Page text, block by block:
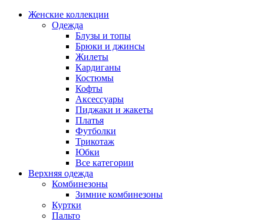
Женские коллекции
Одежда
Блузы и топы
Брюки и джинсы
Жилеты
Кардиганы
Костюмы
Кофты
Аксессуары
Пиджаки и жакеты
Платья
Футболки
Трикотаж
Юбки
Все категории
Верхняя одежда
Комбинезоны
Зимние комбинезоны
Куртки
Пальто